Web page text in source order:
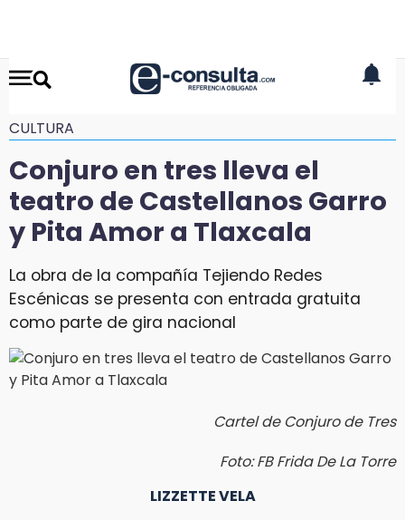
CULTURA
Conjuro en tres lleva el
teatro de Castellanos Garro
y Pita Amor a Tlaxcala
La obra de la compañía Tejiendo Redes
Escénicas se presenta con entrada gratuita
como parte de gira nacional
Cartel de Conjuro de Tres
Foto: FB Frida De La Torre
LIZZETTE VELA